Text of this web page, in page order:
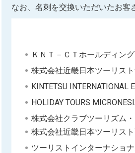
なお、名刺を交換いただいたお客
ＫＮＴ－ＣＴホールディン
株式会社近畿日本ツーリス
KINTETSU INTERNATIONAL
HOLIDAY TOURS
株式会社クラブツーリズム
株式会社近畿日本ツーリス
ツーリストインターナショ